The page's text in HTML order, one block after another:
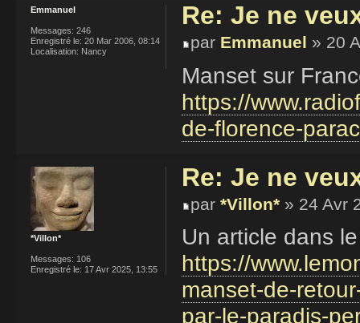
Re: Je ne
par Emmanuel » 20
Manset sur
https://
de-florence-
Emmanuel
Messages: 246
Enregistré le: 20 Mar 2006, 08:14
Localisation: Nancy
Re: Je ne
par *Villon* » 24 Avr
Un article dans
https://
manset-de-
par-le-paradis-
*Villon*
Messages: 106
Enregistré le: 17 Avr 2025, 13:55